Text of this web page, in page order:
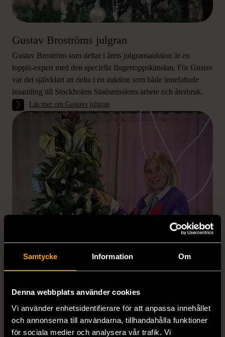
Samtycke Information Om
Denna webbplats använder cookies
Vi använder enhetsidentifierare för att anpassa innehållet
och annonserna till användarna, tillhandahålla funktioner
för sociala medier och analysera vår trafik. Vi
Gustav Broströms julgran
Gustav Broström som deltar i årets julgransauktion är en
loppis-expert med den speciella fingertoppskänslan. För Gustav
var det självklart att delta i en auktion som både innefattade
insamling till Stockholms Stadsmissions arbete och återbruk.
Läs mer om Gustavs julgran
Frida Thofelts julgran